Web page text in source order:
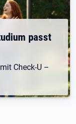
passt
Check-U –